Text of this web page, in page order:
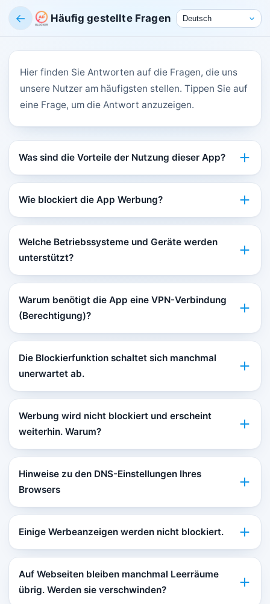
← Häufig gestellte Fragen
Hier finden Sie Antworten auf die Fragen, die uns
unsere Nutzer am häufigsten stellen. Tippen Sie auf
eine Frage, um die Antwort anzuzeigen.
Was sind die Vorteile der Nutzung dieser App?
Wie blockiert die App Werbung?
Welche Betriebssysteme und Geräte werden
unterstützt?
Warum benötigt die App eine VPN-Verbindung
(Berechtigung)?
Die Blockierfunktion schaltet sich manchmal
unerwartet ab.
Werbung wird nicht blockiert und erscheint
weiterhin. Warum?
Hinweise zu den DNS-Einstellungen Ihres
Browsers
Einige Werbeanzeigen werden nicht blockiert.
Auf Webseiten bleiben manchmal Leerräume
übrig. Werden sie verschwinden?